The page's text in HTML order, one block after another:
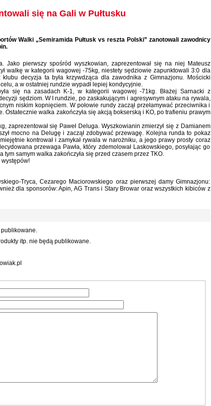
się na Gali w Pułtusku
Walki „Semiramida Pułtusk vs reszta Polski” zanotowali zawodnicy
Jako pierwszy spośród wyszkowian, zaprezentował się na niej Mateusz
walkę w kategorii wagowej -75kg, niestety sędziowie zapunktowali 3:0 dla
decyzja ta była krzywdząca dla zawodnika z Gimnazjonu. Mościcki
a w ostatniej rundzie wypadł lepiej kondycyjnie.
się na zasadach K-1, w kategorii wagowej -71kg. Błażej Sarnacki z
sędziom. W I rundzie, po zaskakującym i agresywnym ataku na rywala,
niskim kopnięciem. W połowie rundy zaczął przełamywać przeciwnika i
Ostatecznie walka zakończyła się akcją bokserską i KO, po trafieniu prawym
zaprezentował się Paweł Deluga. Wyszkowianin zmierzył się z Damianem
mocno na Delugę i zaczął zdobywać przewagę. Kolejna runda to pokaz
kontrował i zamykał rywala w narożniku, a jego prawy prosty coraz
przewaga Pawła, który zdemolował Laskowskiego, posyłając go
samym walka zakończyła się przed czasem przez TKO.
Tryca, Cezarego Maciorowskiego oraz pierwszej damy Gimnazjonu:
dla sponsorów: Apin, AG Trans i Stary Browar oraz wszystkich kibiców z
itp. nie będą publikowane.